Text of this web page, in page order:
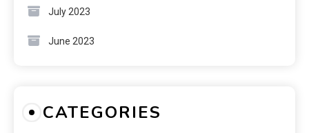
July 2023
June 2023
CATEGORIES